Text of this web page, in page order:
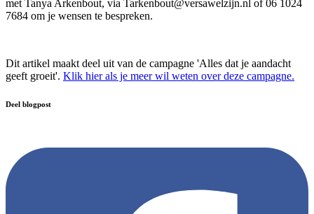
met Tanya Arkenbout, via Tarkenbout@versawelzijn.nl of 06 1024
7684 om je wensen te bespreken.
Dit artikel maakt deel uit van de campagne 'Alles dat je aandacht
geeft groeit'. Klik hier als je meer wil weten over deze campagne.
Deel blogpost